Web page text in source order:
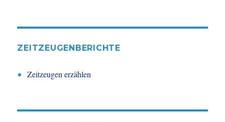
ZEITZEUGENBERICHTE
Zeitzeugen erzählen